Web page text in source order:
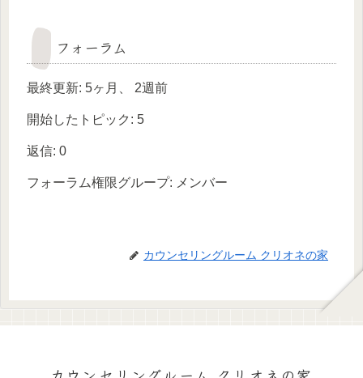
フォーラム
最終更新: 5ヶ月、 2週前
開始したトピック: 5
返信: 0
フォーラム権限グループ: メンバー
カウンセリングルーム クリオネの家